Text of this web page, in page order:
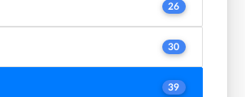
26
30
39